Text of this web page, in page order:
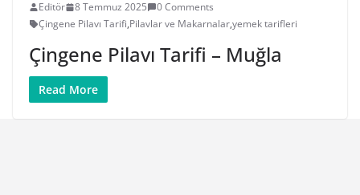
Editör 8 Temmuz 2025
0 Comments
Çingene Pilavı Tarifi,Pilavlar ve Makarnalar,yemek tarifleri
Çingene Pilavı Tarifi – Muğla
Read More